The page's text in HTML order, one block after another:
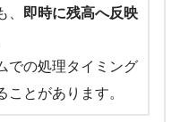
即時に残高へ反映
での処理タイミング
とがあります。